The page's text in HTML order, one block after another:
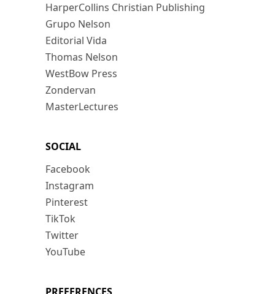
HarperCollins Christian Publishing
Grupo Nelson
Editorial Vida
Thomas Nelson
WestBow Press
Zondervan
MasterLectures
SOCIAL
Facebook
Instagram
Pinterest
TikTok
Twitter
YouTube